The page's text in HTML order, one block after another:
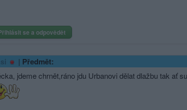
se a odpovědět
| Předmět:
jdeme chrnět,ráno jdu Urbanovi dělat dlažbu tak ať